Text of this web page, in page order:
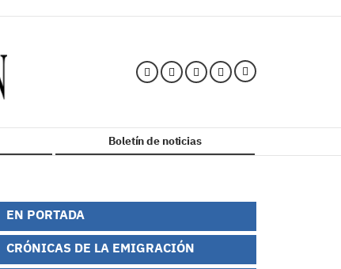
Boletín de noticias
EN PORTADA
CRÓNICAS DE LA EMIGRACIÓN